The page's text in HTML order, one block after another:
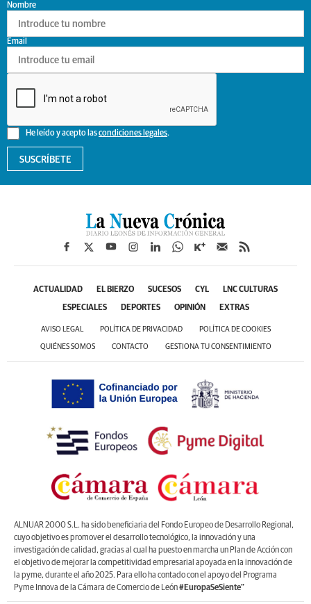
Nombre
He leído y acepto lascondiciones legales.
Email
SUSCRÍBETE
ACTUALIDAD EL BIERZO SUCESOS CYL LNC CULTURAS
ESPECIALES DEPORTES OPINIÓN EXTRAS
AVISO LEGAL POLÍTICA DE PRIVACIDAD POLÍTICA DE COOKIES
QUIÉNES SOMOS CONTACTO GESTIONA TU CONSENTIMIENTO
ALNUAR 2000 S.L. ha sido beneficiaria del Fondo Europeo de Desarrollo Regional,
cuyo objetivo es promover el desarrollo tecnológico, la innovación y una
investigación de calidad, gracias al cual ha puesto en marcha un Plan de Acción con
el objetivo de mejorar la competitividad empresarial apoyada en la innovación de
la pyme, durante el año 2025. Para ello ha contado con el apoyo del Programa
Pyme Innova de la Cámara de Comercio de León#EuropaSeSiente”